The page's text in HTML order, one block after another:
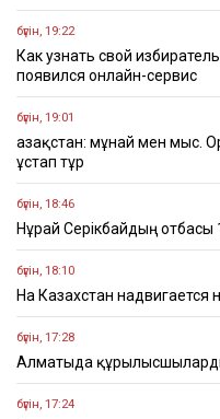
бүгін, 19:22
Как узнать свой
появился онлайн-сервис
бүгін, 19:01
Қазақстан: мұнай мен мыс.
ұстап тұр
бүгін, 18:46
Нұрай Серікбайдың отбасы
бүгін, 18:10
На Казахстан
бүгін, 17:28
Алматыда
бүгін, 17:24